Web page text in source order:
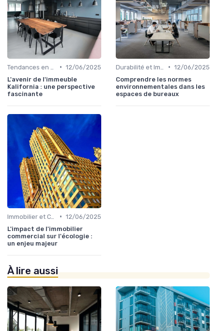
• 12/06/2025
L'avenir de l'immeuble
Kalifornia : une perspective
fascinante
• 12/06/2025
Comprendre les normes
environnementales dans les
espaces de bureaux
• 12/06/2025
L'impact de l'immobilier
commercial sur l'écologie :
un enjeu majeur
À lire aussi